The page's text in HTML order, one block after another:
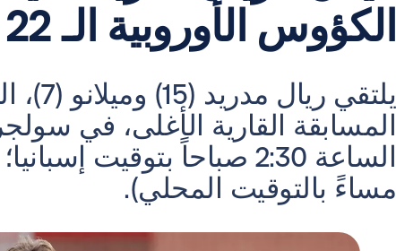
الكؤوس الأوروبية الـ 22
يلتقي
مساءً بالتوقيت المحلي).